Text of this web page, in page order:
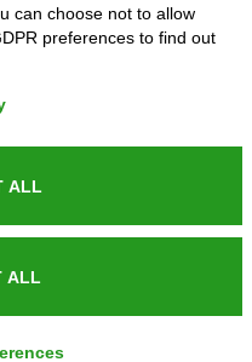
ISO 9001:2015
n.8 70123, BARI
can choose not to allow
preferences to find out
ALL
ALL